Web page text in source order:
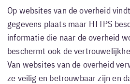
Op websites van de overheid
gegevens plaats maar HTTPS
informatie die naar de overheid
beschermt ook de
Van websites van de overheid
ze veilig en betrouwbaar zijn en